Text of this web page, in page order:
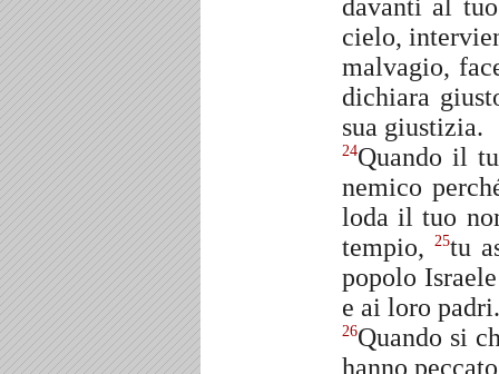
davanti al
cielo,
malvagio,
dichiara
sua giustizia.
24Quando il
nemico
loda il tuo
tempio,
25tu
popolo
e ai loro padri.
26Quando si
hanno